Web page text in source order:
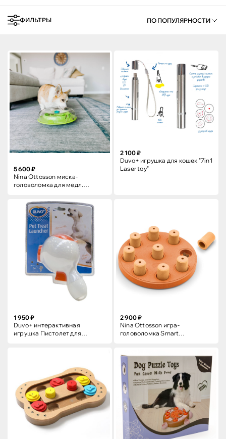
ФИЛЬТРЫ ПО ПОПУЛЯРНОСТИ
5 600 ₽
Nina Ottosson миска-
головоломка для медл.
2 100 ₽
Duvo+ игрушка для кошек "7in1
Laser toy"
1 950 ₽
Duvo+ интерактивная
игрушка Пистолет для
2 900 ₽
Nina Ottosson игра-
головоломка Smart